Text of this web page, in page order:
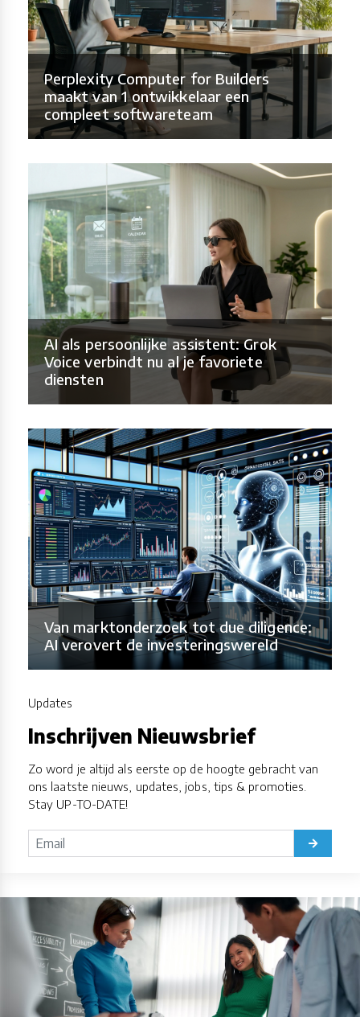
Perplexity Computer for Builders
maakt van 1 ontwikkelaar een
compleet softwareteam
AI als persoonlijke assistent: Grok
Voice verbindt nu al je favoriete
diensten
Van marktonderzoek tot due diligence:
AI verovert de investeringswereld
Updates
Inschrijven Nieuwsbrief
Zo word je altijd als eerste op de hoogte gebracht van
ons laatste nieuws, updates, jobs, tips & promoties.
Stay UP-TO-DATE!